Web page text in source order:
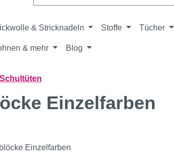
& Stricknadeln Stoffe Tücher
& mehr Blog
Einzelfarben